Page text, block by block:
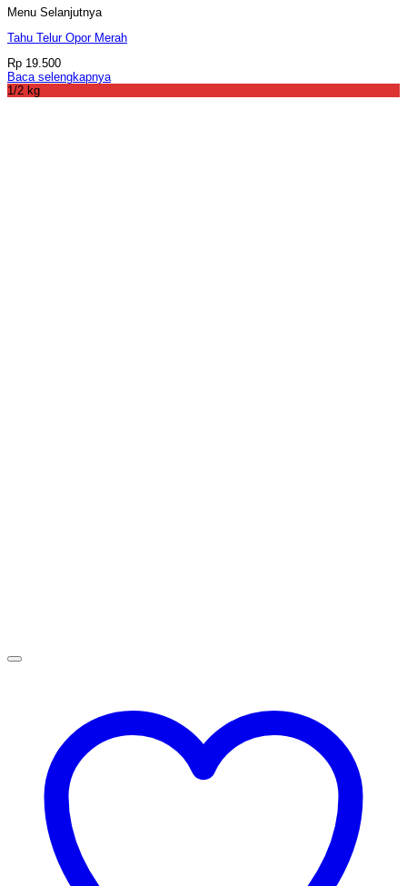
Menu Selanjutnya
Tahu Telur Opor Merah
Rp 19.500
Baca selengkapnya
1/2 kg